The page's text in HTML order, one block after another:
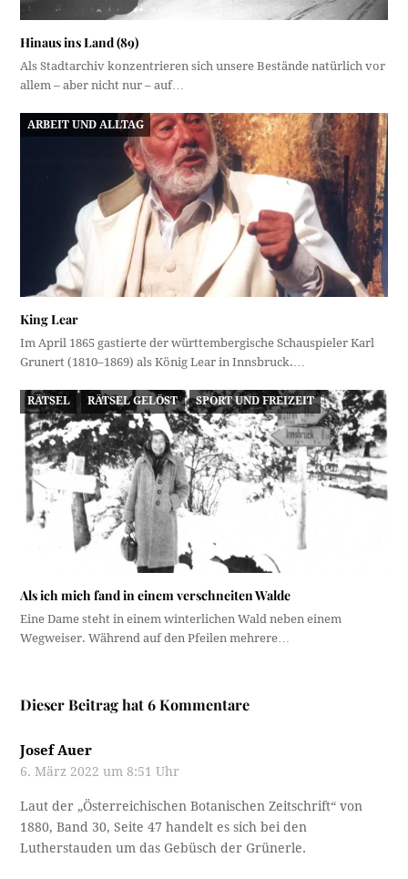
Hinaus ins Land (89)
Als Stadtarchiv konzentrieren sich unsere Bestände natürlich vor
allem – aber nicht nur – auf…
ARBEIT UND ALLTAG
King Lear
Im April 1865 gastierte der württembergische Schauspieler Karl
Grunert (1810–1869) als König Lear in Innsbruck.…
RÄTSEL RÄTSEL GELÖST SPORT UND FREIZEIT
Als ich mich fand in einem verschneiten Walde
Eine Dame steht in einem winterlichen Wald neben einem
Wegweiser. Während auf den Pfeilen mehrere…
Dieser Beitrag hat 6 Kommentare
Josef Auer
6. März 2022 um 8:51 Uhr
Laut der „Österreichischen Botanischen Zeitschrift“ von
1880, Band 30, Seite 47 handelt es sich bei den
Lutherstauden um das Gebüsch der Grünerle.